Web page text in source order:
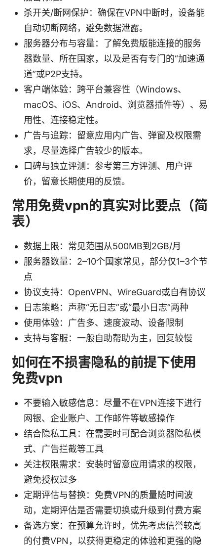
杀开关/断网保护：确保在VPN中断时，设备能
自动切断网络，避免数据泄露。
服务器分布与容量：了解免费版能连接的服务
器数量、所在国家，以及是否有专门的“加速通
道”或P2P支持。
客户端体验：跨平台兼容性（Windows、
macOS、iOS、Android、浏览器插件等）、易
用性、连接稳定性。
广告与追踪：留意应用内广告、弹窗及权限需
求，尽量选择广告较少的版本。
口碑与独立评测：参考第三方评测、用户评
价，留意长期使用的反馈。
常用免费vpn的真实对比要点（简
表）
数据上限：常见范围从500MB到2GB/月
服务器数量：2–10个国家常见，部分仅1–3个节
点
协议支持：OpenVPN、WireGuard或自有协议
日志策略：声称“无日志”或“最小日志”两种
使用体验：广告多、速度波动、设备限制
支持与客服：一般自助帮助为主，回复较慢
如何在不损害隐私的前提下使用
免费vpn
不要输入敏感信息：尽量不在VPN连接下进行
网银、企业账户、工作邮件等敏感操作
结合隐私工具：在需要时可配合浏览器隐私模
式、广告拦截等工具
关注权限需求：安装时留意应用请求的权限，
避免授权过多
定期评估与替换：免费VPN的质量随时间波
动，定期评估是否需要切换或升级到付费方案
备选方案：在预算允许时，优先考虑信誉较高
的付费VPN，以获得更稳定的体验和更强的隐